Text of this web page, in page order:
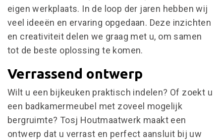
eigen werkplaats. In de loop der jaren hebben wij
veel ideeën en ervaring opgedaan. Deze inzichten
en creativiteit delen we graag met u, om samen
tot de beste oplossing te komen.
Verrassend ontwerp
Wilt u een bijkeuken praktisch indelen? Of zoekt u
een badkamermeubel met zoveel mogelijk
bergruimte? Tosj Houtmaatwerk maakt een
ontwerp dat u verrast en perfect aansluit bij uw